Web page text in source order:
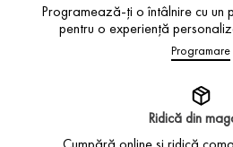
Programează-ți o întâlnire cu un
pentru o experiență
Programare
Ridică din